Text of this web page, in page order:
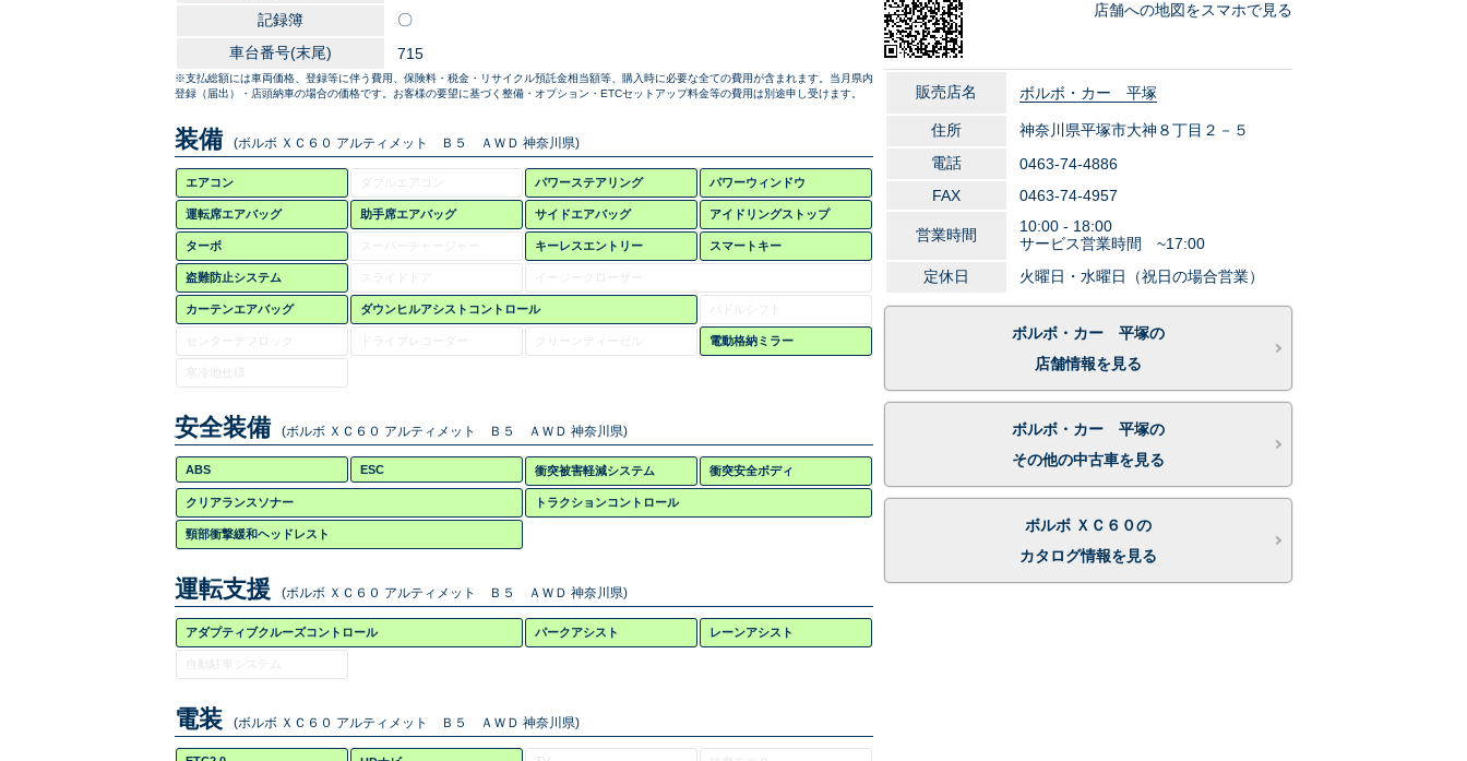
記録簿
〇
車台番号(末尾)
715
※支払総額には車両価格、登録等に伴う費用、保険料・税金・リサイクル預託金相当額等、購入時に必要な全ての費用が含まれます。当月県内
登録（届出）・店頭納車の場合の価格です。お客様の要望に基づく整備・オプション・ETCセットアップ料金等の費用は別途申し受けます。
装備 (ボルボ ＸＣ６０ アルティメット Ｂ５ ＡＷＤ 神奈川県)
エアコン ダブルエアコン パワーステアリング パワーウィンドウ
運転席エアバッグ 助手席エアバッグ サイドエアバッグ アイドリングストップ
ターボ キーレスエントリー スマートキー
盗難防止システム スライドドア
カーテンエアバッグ ダウンヒルアシストコントロール
センターデフロック ドライブレコーダー 電動格納ミラー
寒冷地仕様
安全装備 (ボルボ ＸＣ６０ アルティメット Ｂ５ ＡＷＤ 神奈川県)
ABS ESC 衝突被害軽減システム 衝突安全ボディ
クリアランスソナー トラクションコントロール
頸部衝撃緩和ヘッドレスト
運転支援 (ボルボ ＸＣ６０ アルティメット Ｂ５ ＡＷＤ 神奈川県)
アダプティブクルーズコントロール パークアシスト レーンアシスト
電装 (ボルボ ＸＣ６０ アルティメット Ｂ５ ＡＷＤ 神奈川県)
店舗への地図をスマホで見る
販売店名 ボルボ・カー 平塚
住所
神奈川県平塚市大神８丁目２－５
電話
0463-74-4886
FAX
0463-74-4957
営業時間
10:00 - 18:00
サービス営業時間 ~17:00
定休日
火曜日・水曜日（祝日の場合営業）
ボルボ・カー 平塚の
店舗情報を見る
ボルボ・カー 平塚の
その他の中古車を見る
ボルボ ＸＣ６０の
カタログ情報を見る